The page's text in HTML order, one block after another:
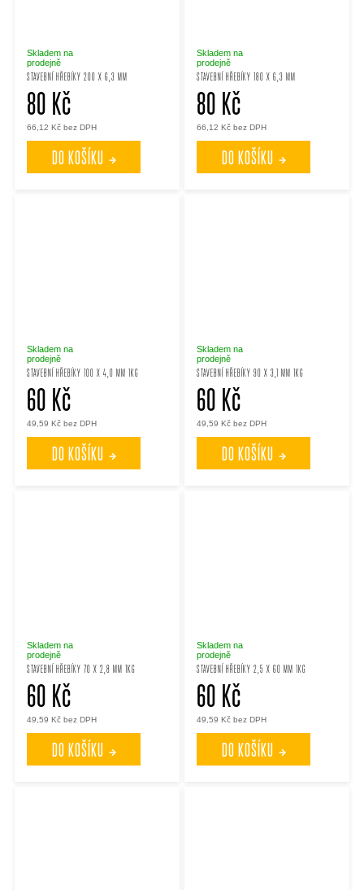
STAVEBNÍ HŘEBÍKY 200 X 6,3 MM
Skladem na
prodejně
66,12 Kč bez DPH
80 Kč
DO KOŠÍKU
STAVEBNÍ HŘEBÍKY 180 X 6,3 MM
Skladem na
prodejně
66,12 Kč bez DPH
80 Kč
DO KOŠÍKU
STAVEBNÍ HŘEBÍKY 100 X 4,0 MM 1KG
Skladem na
prodejně
49,59 Kč bez DPH
60 Kč
DO KOŠÍKU
STAVEBNÍ HŘEBÍKY 90 X 3,1 MM 1KG
Skladem na
prodejně
49,59 Kč bez DPH
60 Kč
DO KOŠÍKU
STAVEBNÍ HŘEBÍKY 70 X 2,8 MM 1KG
Skladem na
prodejně
49,59 Kč bez DPH
60 Kč
DO KOŠÍKU
STAVEBNÍ HŘEBÍKY 2,5 X 60 MM 1KG
Skladem na
prodejně
49,59 Kč bez DPH
60 Kč
DO KOŠÍKU